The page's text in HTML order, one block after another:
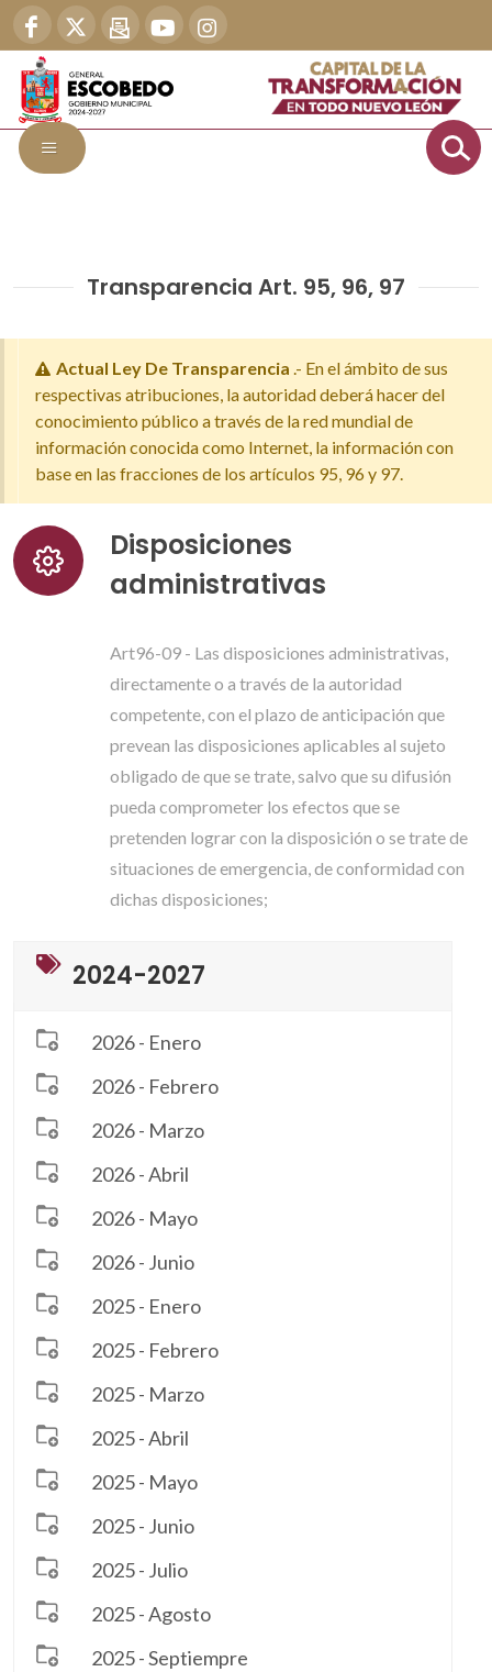
Transparencia Art. 95, 96, 97
Actual Ley De Transparencia .- En el ámbito de sus
respectivas atribuciones, la autoridad deberá hacer del
conocimiento público a través de la red mundial de
información conocida como Internet, la información con
base en las fracciones de los artículos 95, 96 y 97.
Disposiciones
administrativas
Art96-09 - Las disposiciones administrativas,
directamente o a través de la autoridad
competente, con el plazo de anticipación que
prevean las disposiciones aplicables al sujeto
obligado de que se trate, salvo que su difusión
pueda comprometer los efectos que se
pretenden lograr con la disposición o se trate de
situaciones de emergencia, de conformidad con
dichas disposiciones;
2024-2027
2026 - Enero
2026 - Febrero
2026 - Marzo
2026 - Abril
2026 - Mayo
2026 - Junio
2025 - Enero
2025 - Febrero
2025 - Marzo
2025 - Abril
2025 - Mayo
2025 - Junio
2025 - Julio
2025 - Agosto
2025 - Septiempre